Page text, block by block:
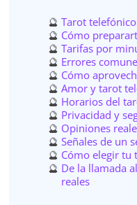
Tarot
Cómo
Tarifas por
Errores
Cómo
Amor y tarot
Horarios del
Privacidad y
Opiniones
Señales de un
Cómo elegir tu
De la llamada
reales